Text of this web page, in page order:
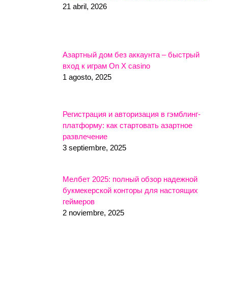
21 abril, 2026
Азартный дом без аккаунта – быстрый
вход к играм On X casino
1 agosto, 2025
Регистрация и авторизация в гэмблинг-
платформу: как стартовать азартное
развлечение
3 septiembre, 2025
Мелбет 2025: полный обзор надежной
букмекерской конторы для настоящих
геймеров
2 noviembre, 2025